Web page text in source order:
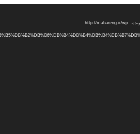
دریافت پرونده: http://mahareng.ir/wp-